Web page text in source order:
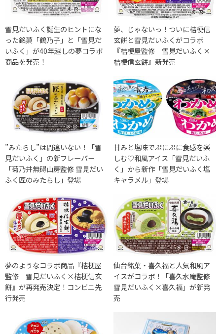
雪見だいふく誕生のヒントにな
った銘菓「鶴乃子」と「雪見だ
いふく」が40年越しの夢コラボ
商品を発売！
夢、じゃないっ！ついに桔梗信
玄餅と雪見だいふくがコラボ
『桔梗屋監修 雪見だいふく×
桔梗信玄餅』新発売
”みたらし”は間違いない！「雪
見だいふく」の新フレーバー
「菊乃井無碍山房監修 雪見だい
ふく匠のみたらし」登場
甘みと塩味でぷにぷに食感を楽
しむ♡和風アイス「雪見だいふ
く」から新作「雪見だいふく塩
キャラメル」登場
夢のようなコラボ商品『桔梗屋
監修 雪見だいふく×桔梗信玄
餅』が再発売決定！コンビニ先
行発売
仙台銘菓・喜久福と人気和風ア
イスがコラボ！「喜久水庵監修
雪見だいふく×喜久福」が新発
売